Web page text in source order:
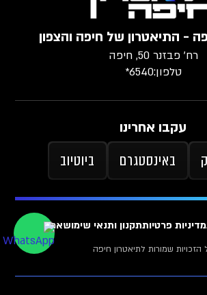
- התיאטרון של חיפה והצפון
רח׳ פבזנר 50, חיפה
טלפון:6540*
עקבו אחרינו
באינסטגרם ביוטיוב
הזכויות שמורות לתיאטרון חיפה
מדיניות פרטיותתקנון ותנאי שימושארכיון